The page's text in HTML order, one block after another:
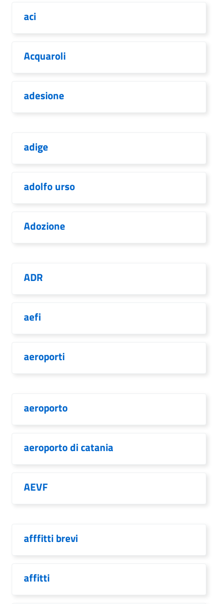
aci
Acquaroli
adesione
adige
adolfo urso
Adozione
ADR
aefi
aeroporti
aeroporto
aeroporto di catania
AEVF
afffitti brevi
affitti